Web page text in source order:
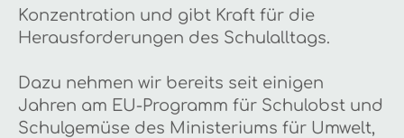
Konzentration und gibt Kraft für die
Herausforderungen des Schulalltags.
Dazu nehmen wir bereits seit einigen
Jahren am EU-Programm für Schulobst und
Schulgemüse des Ministeriums für Umwelt,